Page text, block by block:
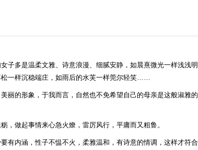
女子多是温柔文雅、诗意浪漫、细腻安静，如晨熹微光一样浅浅明
一样沉稳端庄，如雨后的水芙一样莞尔轻笑……
丽的形象，于我而言，自然也不免希望自己的母亲是这般淑雅的
，做起事情来心急火燎，雷厉风行，平庸而又粗鲁。
有内涵，性子不愠不火，柔雅温和，有诗意的情调，这样才符合